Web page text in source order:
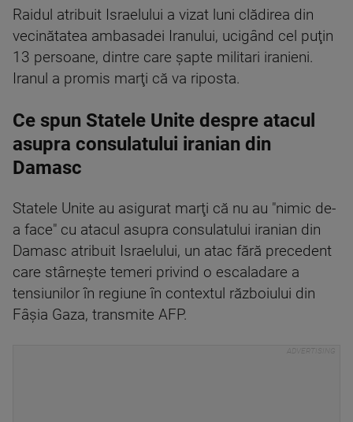
Raidul atribuit Israelului a vizat luni clădirea din
vecinătatea ambasadei Iranului, ucigând cel puţin
13 persoane, dintre care şapte militari iranieni.
Iranul a promis marţi că va riposta.
Ce spun Statele Unite despre atacul
asupra consulatului iranian din
Damasc
Statele Unite au asigurat marţi că nu au "nimic de-
a face" cu atacul asupra consulatului iranian din
Damasc atribuit Israelului, un atac fără precedent
care stârneşte temeri privind o escaladare a
tensiunilor în regiune în contextul războiului din
Fâşia Gaza, transmite AFP.